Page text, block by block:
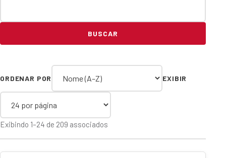
BUSCAR
ORDENAR POR EXIBIR
Exibindo 1–24 de 209 associados